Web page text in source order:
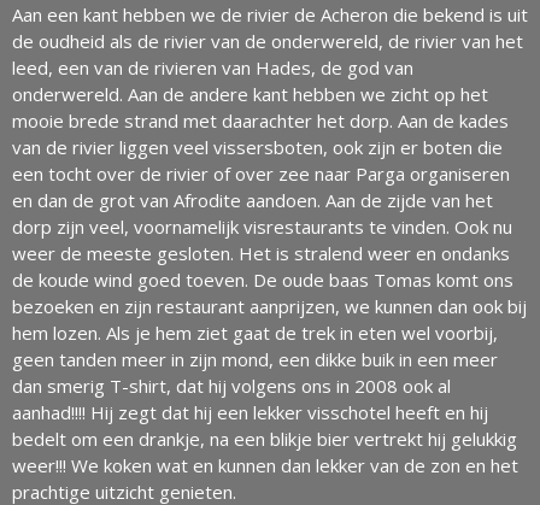
Aan een kant hebben we de rivier de Acheron die bekend is uit
de oudheid als de rivier van de onderwereld, de rivier van het
leed, een van de rivieren van Hades, de god van
onderwereld. Aan de andere kant hebben we zicht op het
mooie brede strand met daarachter het dorp. Aan de kades
van de rivier liggen veel vissersboten, ook zijn er boten die
een tocht over de rivier of over zee naar Parga organiseren
en dan de grot van Afrodite aandoen. Aan de zijde van het
dorp zijn veel, voornamelijk visrestaurants te vinden. Ook nu
weer de meeste gesloten. Het is stralend weer en ondanks
de koude wind goed toeven. De oude baas Tomas komt ons
bezoeken en zijn restaurant aanprijzen, we kunnen dan ook bij
hem lozen. Als je hem ziet gaat de trek in eten wel voorbij,
geen tanden meer in zijn mond, een dikke buik in een meer
dan smerig T-shirt, dat hij volgens ons in 2008 ook al
aanhad!!!! Hij zegt dat hij een lekker visschotel heeft en hij
bedelt om een drankje, na een blikje bier vertrekt hij gelukkig
weer!!! We koken wat en kunnen dan lekker van de zon en het
prachtige uitzicht genieten.